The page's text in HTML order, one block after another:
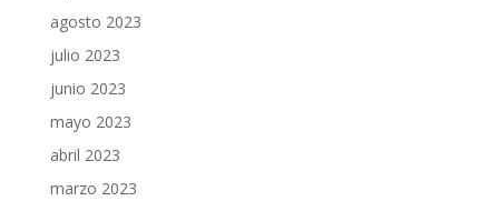
agosto 2023
julio 2023
junio 2023
mayo 2023
abril 2023
marzo 2023